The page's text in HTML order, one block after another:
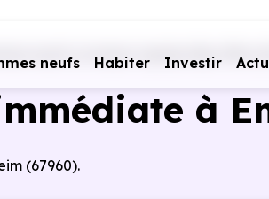
neufs Habiter Investir
neufs Livraison rapide Bas-Rhin
à
(67960).